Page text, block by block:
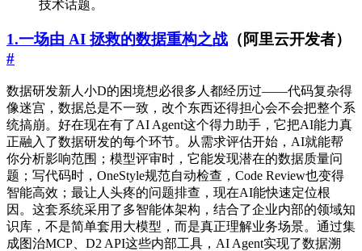
技术话题。
1.一场由 AI 拯救的数据重构之战 （阿里云开发者）
#
数据研发新人小D的困境想必很多人都经历过——代码复杂得
像迷宫，数据总是不一致，改个东西还得担心会不会把整个系
统搞崩。好在现在有了AI Agent这个得力助手，它把AI能力真
正融入了数据研发的每个环节。从需求评估开始，AI就能帮
你分析影响范围；模型评审时，它能发现潜在的数据质量问
题；写代码时，OneStyle规范自动检查，Code Review也变得
智能高效；最让人头疼的问题排查，现在AI能快速定位根
因。这套系统采用了多智能体架构，结合了企业内部的领域知
识库，不是简单套用大模型，而是真正理解业务场景。通过集
成图治MCP、D2 API这些内部工具，AI Agent实现了数据溯